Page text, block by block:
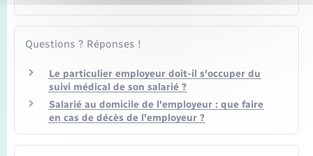
Questions ? Réponses !
Le particulier employeur doit-il s'occuper du
suivi médical de son salarié ?
Salarié au domicile de l'employeur : que faire
en cas de décès de l'employeur ?